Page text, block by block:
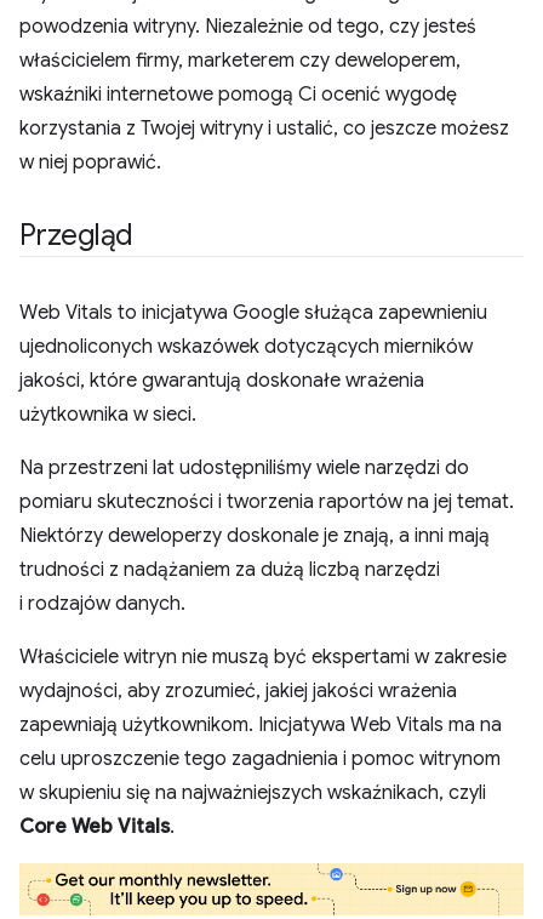
powodzenia witryny. Niezależnie od tego, czy jesteś
właścicielem firmy, marketerem czy deweloperem,
wskaźniki internetowe pomogą Ci ocenić wygodę
korzystania z Twojej witryny i ustalić, co jeszcze możesz
w niej poprawić.
Przegląd
Web Vitals to inicjatywa Google służąca zapewnieniu
ujednoliconych wskazówek dotyczących mierników
jakości, które gwarantują doskonałe wrażenia
użytkownika w sieci.
Na przestrzeni lat udostępniliśmy wiele narzędzi do
pomiaru skuteczności i tworzenia raportów na jej temat.
Niektórzy deweloperzy doskonale je znają, a inni mają
trudności z nadążaniem za dużą liczbą narzędzi
i rodzajów danych.
Właściciele witryn nie muszą być ekspertami w zakresie
wydajności, aby zrozumieć, jakiej jakości wrażenia
zapewniają użytkownikom. Inicjatywa Web Vitals ma na
celu uproszczenie tego zagadnienia i pomoc witrynom
w skupieniu się na najważniejszych wskaźnikach, czyli
Core Web Vitals.